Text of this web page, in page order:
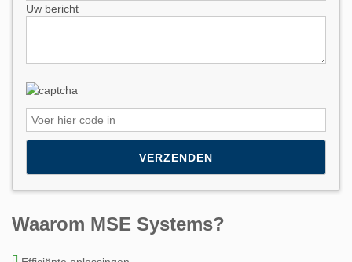
Uw bericht
Waarom MSE Systems?